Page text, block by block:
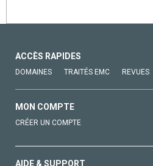
ACCÈS RAPIDES
DOMAINES TRAITÉS EMC REVUES
MON COMPTE
CRÉER UN COMPTE
AIDE & SUPPORT